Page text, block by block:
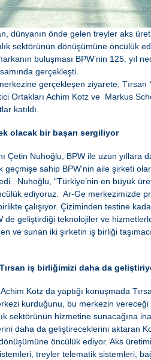
dünyanın önde gelen treyler aks
sektörünün dönüşümüne öncülük
buluşması BPW’nin 125. yıl
gerçekleşti.
gerçekleşen ziyarete;
Ortakları Achim Kotz ve Markus
katıldı.
olacak bir başarı sergiliyor
Çetin Nuhoğlu, BPW ile uzun yıllara
geçmişe sahip BPW’nin aile şirketi
Nuhoğlu, “Türkiye’nin en büyük
ediyoruz. Ar-Ge merkezimizde
çalışıyor. Çiziminden testine
de geliştirdiği teknolojiler ve
ve sunan iki şirketin iş birliği
iş birliğimizi daha da
Kotz da yaptığı konuşmada
kurduğunu, bu merkezin vereceği
sektörünün hizmetine sunacağına
daha da geliştireceklerini aktaran
öncülük ediyor. Aks
treyler telematik sistemleri,